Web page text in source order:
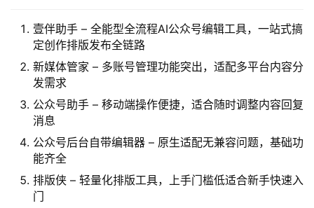
壹伴助手 – 全能型全流程AI公众号编辑工具，一站式搞
定创作排版发布全链路
新媒体管家 – 多账号管理功能突出，适配多平台内容分
发需求
公众号助手 – 移动端操作便捷，适合随时调整内容回复
消息
公众号后台自带编辑器 – 原生适配无兼容问题，基础功
能齐全
排版侠 – 轻量化排版工具，上手门槛低适合新手快速入
门